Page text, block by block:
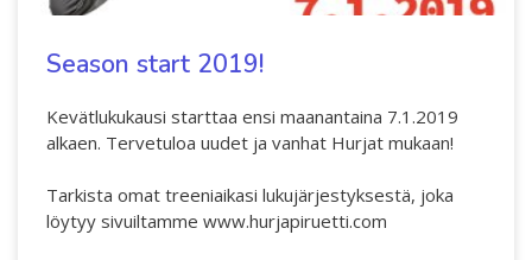
Interlaced 2020
Ilmastonmuutos voima 2020
Kuulethan ääneni, näethän minut... 2020
Taide kahdella kielellä 2018-2020
Downloading Future 2019
Season start 2019!
Kevätlukukausi starttaa ensi maanantaina 7.1.2019
alkaen. Tervetuloa uudet ja vanhat Hurjat mukaan!
Tarkista omat treeniaikasi lukujärjestyksestä, joka
löytyy sivuiltamme www.hurjapiruetti.com